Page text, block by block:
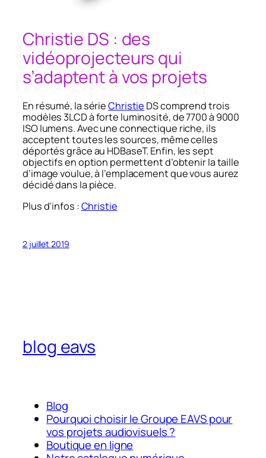
Christie DS : des
vidéoprojecteurs qui
s’adaptent à vos projets
En résumé, la sérieChristie DS comprend trois
modèles 3LCD à forte luminosité, de 7700 à 9000
ISO lumens. Avec une connectique riche, ils
acceptent toutes les sources, même celles
déportés grâce au HDBaseT. Enfin, les sept
objectifs en option permettent d’obtenir la taille
d’image voulue, à l’emplacement que vous aurez
décidé dans la pièce.
Plus d’infos :Christie
2 juillet 2019
blog eavs
Blog
Pourquoi choisir le Groupe EAVS pour
vos projets audiovisuels ?
Boutique en ligne